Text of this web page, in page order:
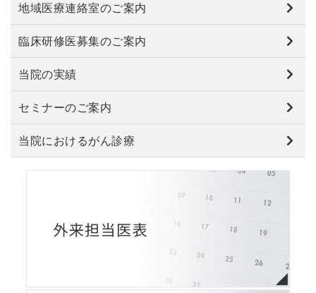
地域医療連絡室のご案内
臨床研修医募集のご案内
当院の実績
セミナーのご案内
当院におけるがん診療